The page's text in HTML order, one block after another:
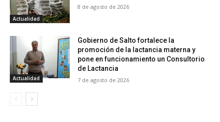
Actualidad
8 de agosto de 2026
Actualidad
Gobierno de Salto fortalece la
promoción de la lactancia materna y
pone en funcionamiento un Consultorio
de Lactancia
7 de agosto de 2026